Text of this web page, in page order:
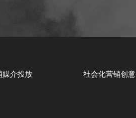
媒介投放 社会化营销创意